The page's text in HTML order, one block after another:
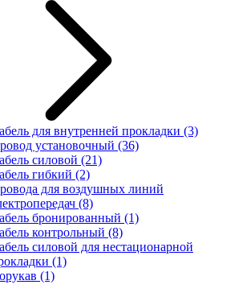
для внутренней прокладки (3)
установочный (36)
силовой (21)
гибкий (2)
для воздушных линий
(8)
бронированный (1)
контрольный (8)
силовой для нестационарной
(1)
(1)